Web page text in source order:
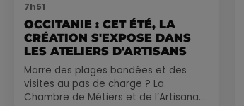
7h51
OCCITANIE : CET ÉTÉ, LA
CRÉATION S'EXPOSE DANS
LES ATELIERS D'ARTISANS
Marre des plages bondées et des
visites au pas de charge ? La
Chambre de Métiers et de l’Artisanat